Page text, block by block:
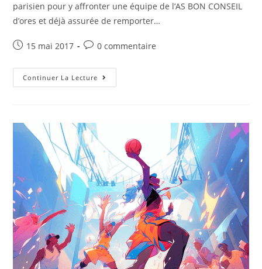
parisien pour y affronter une équipe de l’AS BON CONSEIL
d’ores et déjà assurée de remporter…
15 mai 2017 0 commentaire
Continuer La Lecture